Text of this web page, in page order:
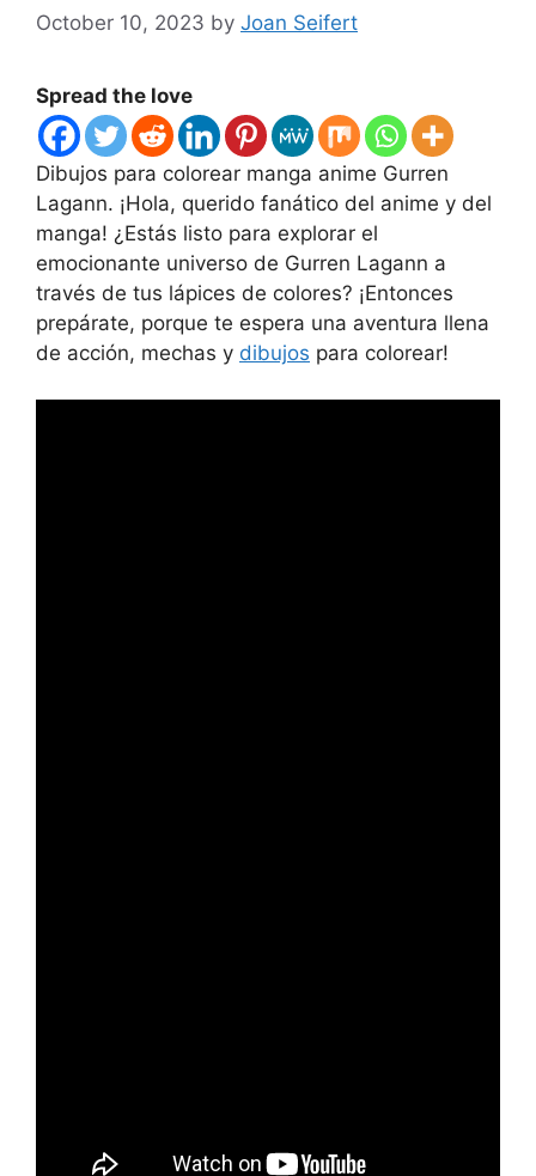
October 10, 2023 by Joan Seifert
Spread the love
Dibujos para colorear manga anime Gurren
Lagann. ¡Hola, querido fanático del anime y del
manga! ¿Estás listo para explorar el
emocionante universo de Gurren Lagann a
través de tus lápices de colores? ¡Entonces
prepárate, porque te espera una aventura llena
de acción, mechas y dibujos para colorear!